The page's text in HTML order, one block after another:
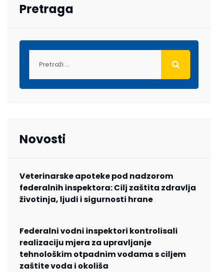
Pretraga
Novosti
Veterinarske apoteke pod nadzorom
federalnih inspektora: Cilj zaštita zdravlja
životinja, ljudi i sigurnosti hrane
Federalni vodni inspektori kontrolisali
realizaciju mjera za upravljanje
tehnološkim otpadnim vodama s ciljem
zaštite voda i okoliša